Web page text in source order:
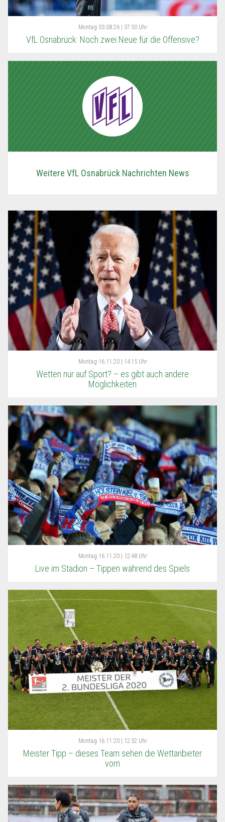
Montag 03.08.26 | 07:50 Uhr
VfL Osnabrück: Noch zwei Neue für die Offensive?
Weitere VfL Osnabrück Nachrichten News
Montag 16.11.20 | 14:15 Uhr
Wetten nur auf Sport? – es gibt auch andere
Möglichkeiten
Montag 16.11.20 | 12:48 Uhr
Live im Stadion – Tippen während des Spiels
Montag 16.11.20 | 12:52 Uhr
Meister Tipp – dieses Team sehen die Wettanbieter
vorn